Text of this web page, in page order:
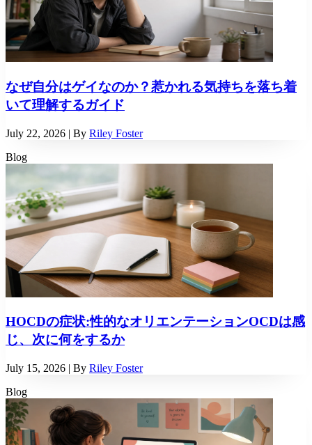
なぜ自分はゲイなのか？惹かれる気持ちを落ち着
いて理解するガイド
July 22, 2026 | By Riley Foster
Blog
HOCDの症状:性的なオリエンテーションOCDは感
じ、次に何をするか
July 15, 2026 | By Riley Foster
Blog